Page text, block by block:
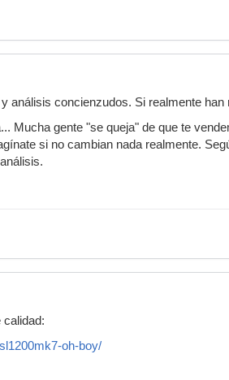
análisis concienzudos. Si realmente
Mucha gente "se queja" de que te
si no cambian nada realmente.
calidad:
oh-boy/